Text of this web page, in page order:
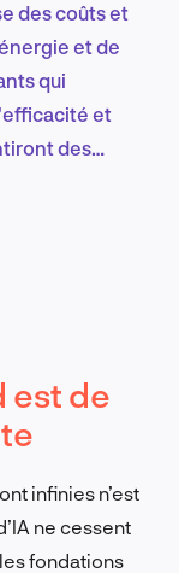
des coûts et
et de
qui
et
des
est de
infinies n’est
ne cessent
fondations